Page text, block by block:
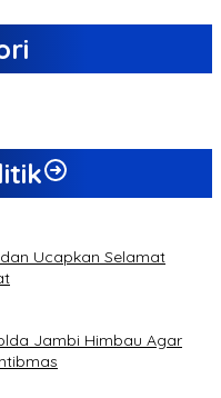
Ucapkan Selamat
Jambi Himbau Agar